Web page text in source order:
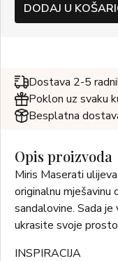
DODAJ U
Dostava 2-5
Poklon uz svaku
Besplatna
Opis proizvoda
Miris Maserati
originalnu mješavinu
sandalovine. Sada
ukrasite svoje
INSPIRACIJA